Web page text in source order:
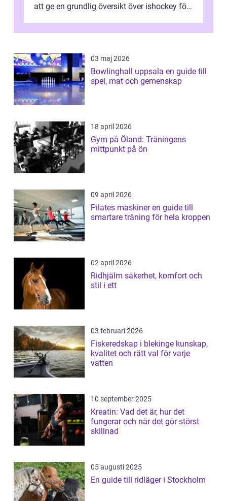
att ge en grundlig översikt över ishockey för
03 maj 2026
Bowlinghall uppsala en guide till
spel, mat och gemenskap
18 april 2026
Gym på Öland: Träningens
mittpunkt på ön
09 april 2026
Pilates maskiner en guide till
smartare träning för hela kroppen
02 april 2026
Ridhjälm säkerhet, komfort och
stil i ett
03 februari 2026
Fiskeredskap i blekinge kunskap,
kvalitet och rätt val för varje
vatten
10 september 2025
Kreatin: Vad det är, hur det
fungerar och när det gör störst
skillnad
05 augusti 2025
En guide till ridläger i Stockholm